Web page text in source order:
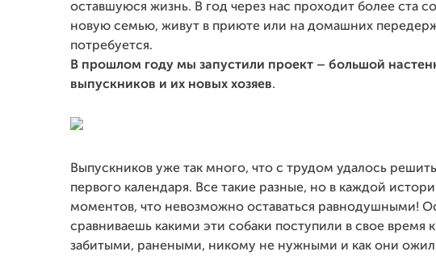
оставшуюся жизнь. В год через нас проходит более ста
новую семью, живут в приюте или на домашних
потребуется.
В прошлом году мы запустили проект – большой
выпускников и их новых хозяев.
Выпускников уже так много, что с трудом удалось
первого календаря. Все такие разные, но в каждой
моментов, что невозможно оставаться равнодушными!
сравниваешь какими эти собаки поступили в свое
забитыми, ранеными, никому не нужными и как они